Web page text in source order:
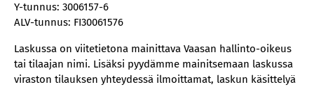
Y-tunnus: 3006157-6
ALV-tunnus: FI30061576
Laskussa on viitetietona mainittava Vaasan hallinto-oikeus
tai tilaajan nimi. Lisäksi pyydämme mainitsemaan laskussa
viraston tilauksen yhteydessä ilmoittamat, laskun käsittelyä